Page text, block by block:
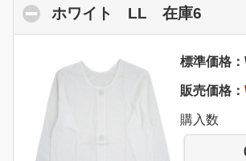
ホワイト LL 在庫6
標準価格
販売価格：
購入数